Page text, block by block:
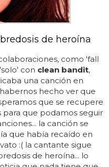
de heroína
como 'fall
con clean bandit,
una canción en
hecho ver que
que se recupere
para que podamos seguir
la canción se
que había recaído en
:( la cantante sigue
de heroína... lo